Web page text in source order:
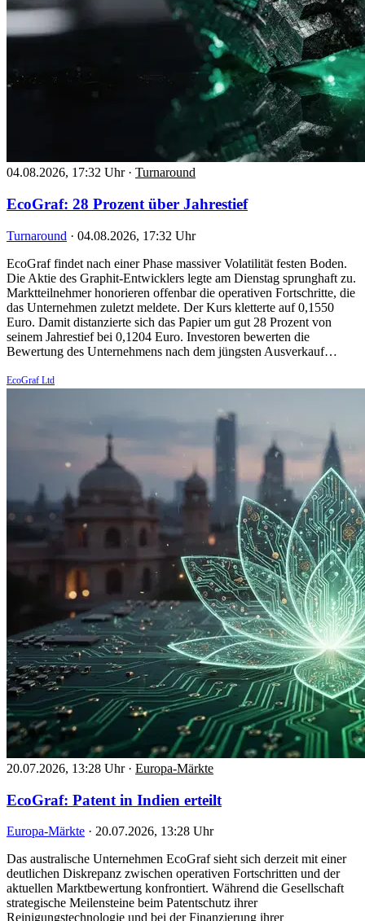
04.08.2026, 17:32 Uhr · Turnaround
EcoGraf: 28 Prozent über Jahrestief
Turnaround · 04.08.2026, 17:32 Uhr
EcoGraf findet nach einer Phase massiver Volatilität festen Boden.
Die Aktie des Graphit-Entwicklers legte am Dienstag sprunghaft zu.
Marktteilnehmer honorieren offenbar die operativen Fortschritte, die
das Unternehmen zuletzt meldete. Der Kurs kletterte auf 0,1550
Euro. Damit distanzierte sich das Papier um gut 28 Prozent von
seinem Jahrestief bei 0,1204 Euro. Investoren bewerten die
Bewertung des Unternehmens nach dem jüngsten Ausverkauf…
EcoGraf Ltd
20.07.2026, 13:28 Uhr · Europa-Märkte
EcoGraf: Patent in Indien erteilt
Europa-Märkte · 20.07.2026, 13:28 Uhr
Das australische Unternehmen EcoGraf sieht sich derzeit mit einer
deutlichen Diskrepanz zwischen operativen Fortschritten und der
aktuellen Marktbewertung konfrontiert. Während die Gesellschaft
strategische Meilensteine beim Patentschutz ihrer
Reinigungstechnologie und bei der Finanzierung ihrer